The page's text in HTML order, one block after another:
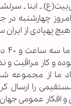
ـ ابنا ـ
چهارشنبه در
هیچ پهپادی از
و کار مراقبت و
ما از مجموعه
را ارسال
و افکار عمومی